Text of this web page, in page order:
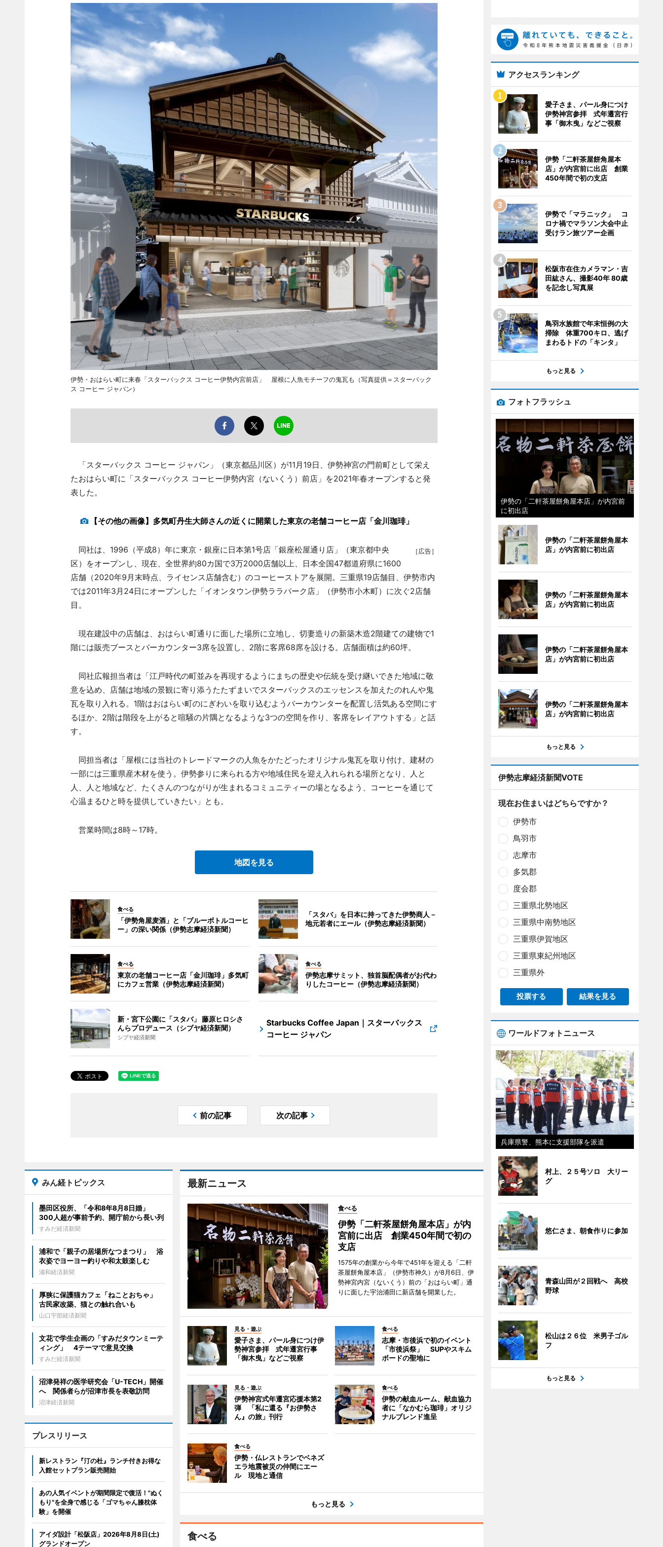
伊勢・おはらい町に来春「スターバックス コーヒー伊勢内宮前店」 屋根に人魚モチーフの鬼瓦も（写真提供＝スターバック
ス コーヒー ジャパン）
「スターバックス コーヒー ジャパン」（東京都品川区）が11月19日、伊勢神宮の門前町として栄え
たおはらい町に「スターバックス コーヒー伊勢内宮（ないくう）前店」を2021年春オープンすると発
表した。
【その他の画像】多気町丹生大師さんの近くに開業した東京の老舗コーヒー店「金川珈琲」
［広告］
同社は、1996（平成8）年に東京・銀座に日本第1号店「銀座松屋通り店」（東京都中央
区）をオープンし、現在、全世界約80カ国で3万2000店舗以上、日本全国47都道府県に1600
店舗（2020年9月末時点、ライセンス店舗含む）のコーヒーストアを展開。三重県19店舗目、伊勢市内
では2011年3月24日にオープンした「イオンタウン伊勢ララパーク店」（伊勢市小木町）に次ぐ2店舗
目。
現在建設中の店舗は、おはらい町通りに面した場所に立地し、切妻造りの新築木造2階建ての建物で1
階には販売ブースとバーカウンター3席を設置し、2階に客席68席を設ける。店舗面積は約60坪。
同社広報担当者は「江戸時代の町並みを再現するようにまちの歴史や伝統を受け継いできた地域に敬
意を込め、店舗は地域の景観に寄り添うたたずまいでスターバックスのエッセンスを加えたのれんや鬼
瓦を取り入れる。1階はおはらい町のにぎわいを取り込むようバーカウンターを配置し活気ある空間にす
るほか、2階は階段を上がると喧騒の片隅となるような3つの空間を作り、客席をレイアウトする」と話
す。
同担当者は「屋根には当社のトレードマークの人魚をかたどったオリジナル鬼瓦を取り付け、建材の
一部には三重県産木材を使う。伊勢参りに来られる方や地域住民を迎え入れられる場所となり、人と
人、人と地域など、たくさんのつながりが生まれるコミュニティーの場となるよう、コーヒーを通じて
心温まるひと時を提供していきたい」とも。
営業時間は8時～17時。
地図を見る
食べる
「伊勢角屋麦酒」と「ブルーボトルコーヒ
ー」の深い関係（伊勢志摩経済新聞）
「スタバ」を日本に持ってきた伊勢商人－
地元若者にエール（伊勢志摩経済新聞）
食べる
東京の老舗コーヒー店「金川珈琲」多気町
にカフェ営業（伊勢志摩経済新聞）
食べる
伊勢志摩サミット、独首脳配偶者がお代わ
りしたコーヒー（伊勢志摩経済新聞）
新・宮下公園に「スタバ」 藤原ヒロシさ
んらプロデュース（シブヤ経済新聞）
シブヤ経済新聞
Starbucks Coffee Japan｜スターバックス
コーヒー ジャパン
前の記事 次の記事
最新ニュース
食べる
伊勢「二軒茶屋餅角屋本店」が内
宮前に出店 創業450年間で初の
支店
1575年の創業から今年で451年を迎える「二軒
茶屋餅角屋本店」（伊勢市神久）が8月6日、伊
勢神宮内宮（ないくう）前の「おはらい町」通
りに面した宇治浦田に新店舗を開業した。
見る・遊ぶ
愛子さま、パール身につけ伊
勢神宮参拝 式年遷宮行事
「御木曳」などご視察
食べる
志摩・市後浜で初のイベント
「市後浜祭」 SUPやスキム
ボードの聖地に
見る・遊ぶ
伊勢神宮式年遷宮応援本第2
弾 「私に還る『お伊勢さ
ん』の旅」刊行
食べる
伊勢の献血ルーム、献血協力
者に「なかむら珈琲」オリジ
ナルブレンド進呈
食べる
伊勢・仏レストランでベネズ
エラ地震被災の仲間にエー
ル 現地と通信
もっと見る
食べる
みん経トピックス
墨田区役所、「令和8年8月8日婚」
300人超が事前予約、開庁前から長い列
すみだ経済新聞
浦和で「親子の居場所なつまつり」 浴
衣姿でヨーヨー釣りや和太鼓楽しむ
浦和経済新聞
厚狭に保護猫カフェ「ねことおちゃ」
古民家改築、猫との触れ合いも
山口宇部経済新聞
文花で学生企画の「すみだタウンミーテ
ィング」 4テーマで意見交換
すみだ経済新聞
沼津発祥の医学研究会「U-TECH」開催
へ 関係者らが沼津市長を表敬訪問
沼津経済新聞
プレスリリース
新レストラン『汀の杜』ランチ付きお得な
入館セットプラン販売開始
あの人気イベントが期間限定で復活！"ぬく
もり"を全身で感じる「ゴマちゃん膝枕体
験」を開催
アイダ設計「松阪店」2026年8月8日(土)
グランドオープン
アクセスランキング
愛子さま、パール身につけ
伊勢神宮参拝 式年遷宮行
事「御木曳」などご視察
伊勢「二軒茶屋餅角屋本
店」が内宮前に出店 創業
450年間で初の支店
伊勢で「マラニック」 コ
ロナ禍でマラソン大会中止
受けラン旅ツアー企画
松阪市在住カメラマン・吉
田紘さん、撮影40年 80歳
を記念し写真展
鳥羽水族館で年末恒例の大
掃除 体重700キロ、逃げ
まわるトドの「キンタ」
もっと見る
フォトフラッシュ
伊勢の「二軒茶屋餅角屋本店」が内宮前
に初出店
伊勢の「二軒茶屋餅角屋本
店」が内宮前に初出店
伊勢の「二軒茶屋餅角屋本
店」が内宮前に初出店
伊勢の「二軒茶屋餅角屋本
店」が内宮前に初出店
伊勢の「二軒茶屋餅角屋本
店」が内宮前に初出店
もっと見る
伊勢志摩経済新聞VOTE
現在お住まいはどちらですか？
伊勢市
鳥羽市
志摩市
多気郡
度会郡
三重県北勢地区
三重県中南勢地区
三重県伊賀地区
三重県東紀州地区
三重県外
投票する 結果を見る
ワールドフォトニュース
兵庫県警、熊本に支援部隊を派遣
村上、２５号ソロ 大リー
グ
悠仁さま、朝食作りに参加
青森山田が２回戦へ 高校
野球
松山は２６位 米男子ゴル
フ
もっと見る